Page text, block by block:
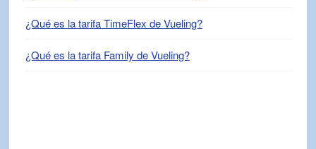
¿Qué es la tarifa TimeFlex de Vueling?
¿Qué es la tarifa Family de Vueling?